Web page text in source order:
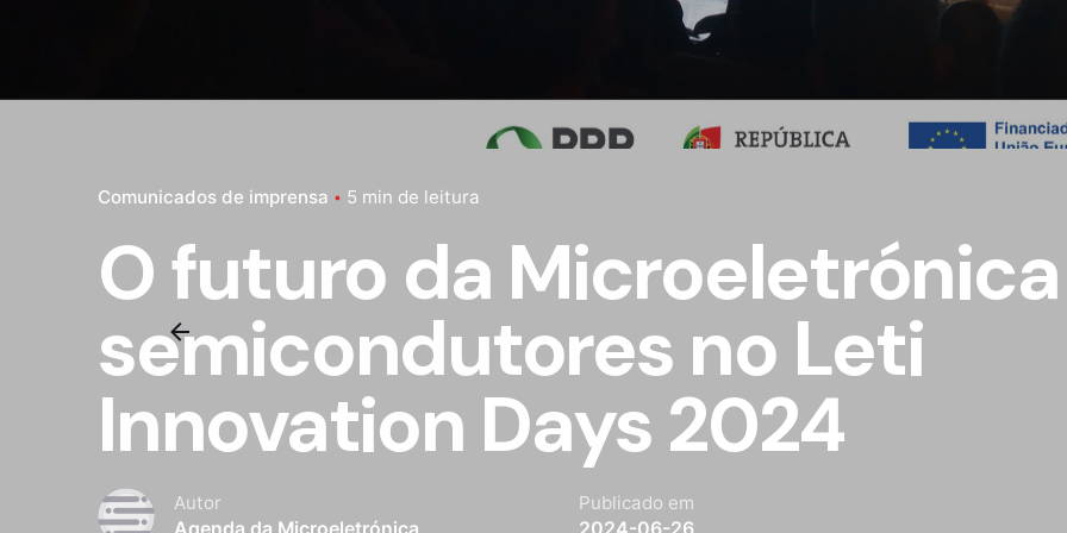
Comunicados de imprensa 5 min de leitura
O futuro da
semicondutores no Leti
Innovation Days 2024
Autor
Agenda da Microeletrónica
Publicado em
2024-06-26